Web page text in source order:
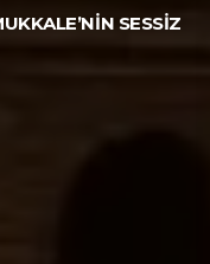
SESSIZ